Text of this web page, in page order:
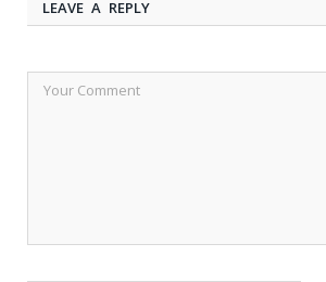
LEAVE A REPLY